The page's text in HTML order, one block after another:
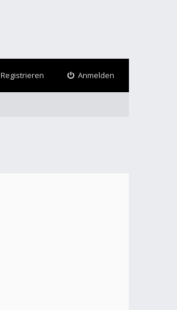
Anmelden
Registrieren